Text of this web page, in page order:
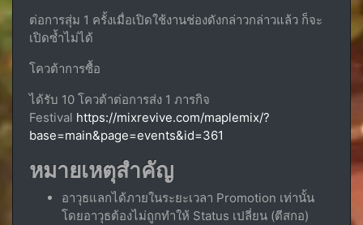
ต่อการสุ่ม 1 ครั้งเมื่อเปิดใช้งานช่องดังกล่าวกล่าวแล้ว ก็จะ
เปิดซ้ำไม่ได้
โควต้าการซื้อ
ได้รับ 10 โควต้าต่อการส่ง 1 ภารกิจ
Festival https://mixrevive.com/maplemix/?
base=main&page=events&id=361
หมายเหตุสำคัญ
อาวุธแลกได้ภายในระยะเวลา Promotion เท่านั้น
โดยอาวุธต้องไม่ถูกทำให้ Status เปลี่ยน (ตีสกอ)